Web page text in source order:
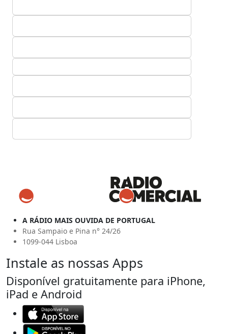
A RÁDIO MAIS OUVIDA DE PORTUGAL
Rua Sampaio e Pina n° 24/26
1099-044 Lisboa
Instale as nossas Apps
Disponível gratuitamente para iPhone,
iPad e Android